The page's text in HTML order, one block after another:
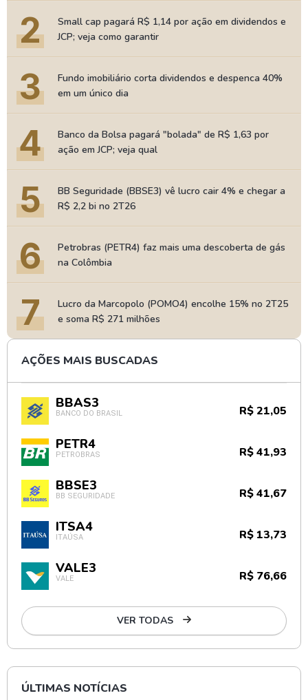
2
Small cap pagará R$ 1,14 por ação em dividendos e
JCP; veja como garantir
3
Fundo imobiliário corta dividendos e despenca 40%
em um único dia
4
Banco da Bolsa pagará "bolada" de R$ 1,63 por
ação em JCP; veja qual
5
BB Seguridade (BBSE3) vê lucro cair 4% e chegar a
R$ 2,2 bi no 2T26
6
Petrobras (PETR4) faz mais uma descoberta de gás
na Colômbia
7
Lucro da Marcopolo (POMO4) encolhe 15% no 2T25
e soma R$ 271 milhões
AÇÕES MAIS BUSCADAS
BBAS3
BANCO DO BRASIL R$ 21,05
PETR4
PETROBRAS R$ 41,93
BBSE3
BB SEGURIDADE R$ 41,67
ITSA4
ITAÚSA R$ 13,73
VALE3
VALE R$ 76,66
VER TODAS
ÚLTIMAS NOTÍCIAS